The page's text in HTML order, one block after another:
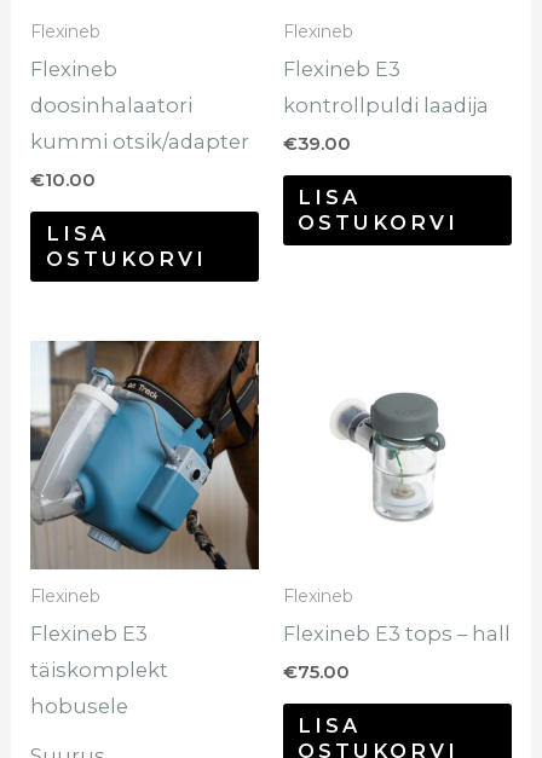
Flexineb
Flexineb
doosinhalaatori
kummi otsik/adapter
€10.00
LISA
OSTUKORVI
Flexineb
Flexineb E3
kontrollpuldi laadija
€39.00
LISA
OSTUKORVI
Flexineb
Flexineb E3
täiskomplekt
hobusele
Sellel
tootel
on
saab
tootelehel.
Flexineb
Flexineb E3 tops – hall
€75.00
LISA
OSTUKORVI